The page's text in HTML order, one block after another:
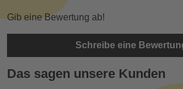
Gib eine Bewertung ab!
Schreibe eine
Das sagen unsere Kunden